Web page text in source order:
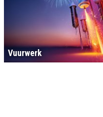
Vuurwerk